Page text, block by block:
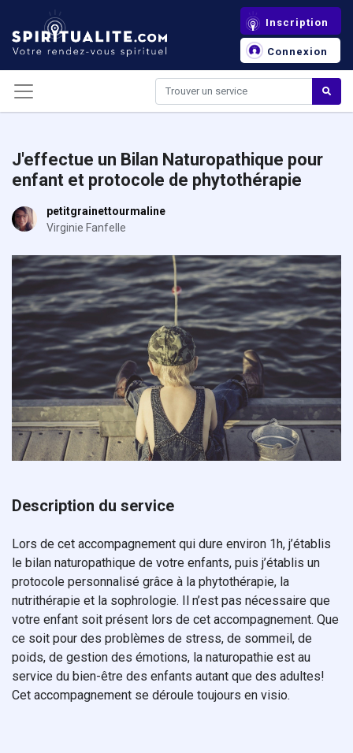
Inscription
Connexion
J'effectue un Bilan Naturopathique pour
enfant et protocole de phytothérapie
petitgrainettourmaline
Virginie Fanfelle
Description du service
Lors de cet accompagnement qui dure environ 1h, j’établis
le bilan naturopathique de votre enfants, puis j’établis un
protocole personnalisé grâce à la phytothérapie, la
nutrithérapie et la sophrologie. Il n’est pas nécessaire que
votre enfant soit présent lors de cet accompagnement. Que
ce soit pour des problèmes de stress, de sommeil, de
poids, de gestion des émotions, la naturopathie est au
service du bien-être des enfants autant que des adultes!
Cet accompagnement se déroule toujours en visio.